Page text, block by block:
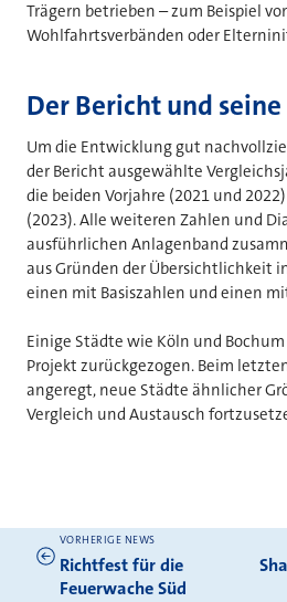
Trägern betrieben – zum Beispiel
Wohlfahrtsverbänden oder
Der Bericht und
Um die Entwicklung gut
der Bericht ausgewählte
die beiden Vorjahre (2021 und
(2023). Alle weiteren Zahlen und
ausführlichen Anlagenband
aus Gründen der Übersichtlichkeit
einen mit Basiszahlen und einen
Einige Städte wie Köln und
Projekt zurückgezogen. Beim
angeregt, neue Städte ähnlicher
Vergleich und Austausch
Weitere News
VORHERIGE NEWS
Richtfest für die
Feuerwache Süd